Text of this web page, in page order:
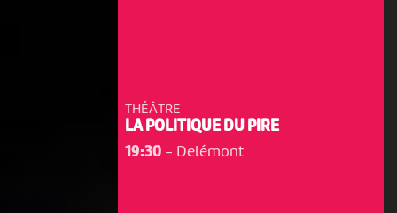
THÉÂTRE
LA POLITIQUE DU PIRE
19:30- Delémont